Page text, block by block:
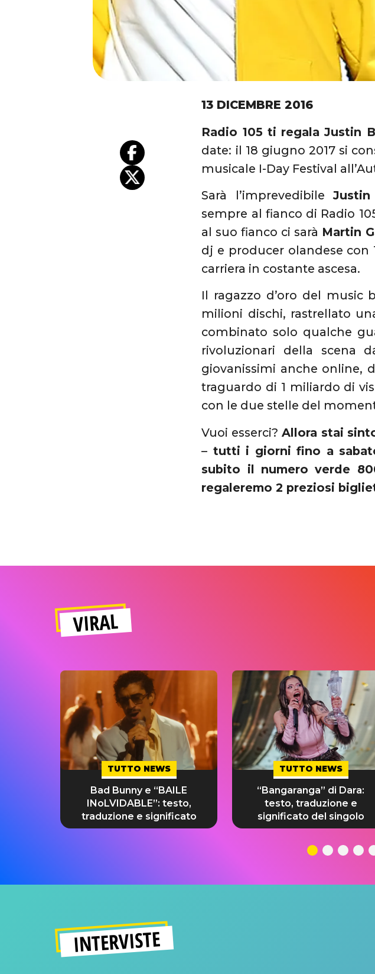
13 DICEMBRE 2016
Radio 105 ti regala Justin
date: il 18 giugno 2017 si
musicale I-Day Festival
Sarà l’imprevedibile
sempre al fianco di Radio
al suo fianco ci sarà Martin
dj e producer olandese
carriera in costante ascesa.
Il ragazzo d’oro del music
milioni dischi, rastrellato
combinato solo qualche
rivoluzionari della scena
giovanissimi anche online,
traguardo di 1 miliardo di
con le due stelle del
Vuoi esserci? Allora stai
– tutti i giorni fino a
subito il numero verde
regaleremo 2 preziosi
VIRAL
TUTTO NEWS
Bad Bunny e “BAILE
INoLVIDABLE”: testo,
traduzione e significato
TUTTO NEWS
“Bangaranga” di Dara:
testo, traduzione e
significato del singolo
INTERVISTE